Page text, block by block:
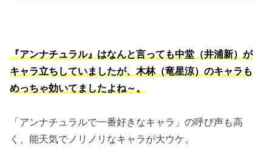
『アンナチュラル』はなんと言っても中堂（井浦新）が
キャラ立ちしていましたが、木林（竜星涼）のキャラも
めっちゃ効いてましたよね～。
「アンナチュラルで一番好きなキャラ」の呼び声も高
く、能天気でノリノリなキャラが大ウケ。